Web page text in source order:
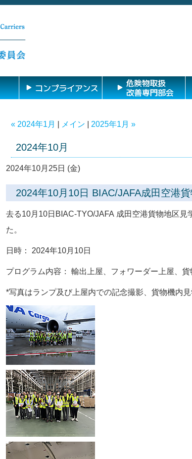
コンプライアンス 危険物取扱
改善専門部会
« 2024年1月 メイン 2025年1月 »
2024年10月
2024年10月25日 (金)
2024年10月10日 BIAC/JAFA成田空港
去る10月10日BIAC-TYO/JAFA 成田空港貨物地区
た。
日時： 2024年10月10日
プログラム内容： 輸出上屋、フォワーダー上屋、貨
*写真はランプ及び上屋内での記念撮影、貨物機内見